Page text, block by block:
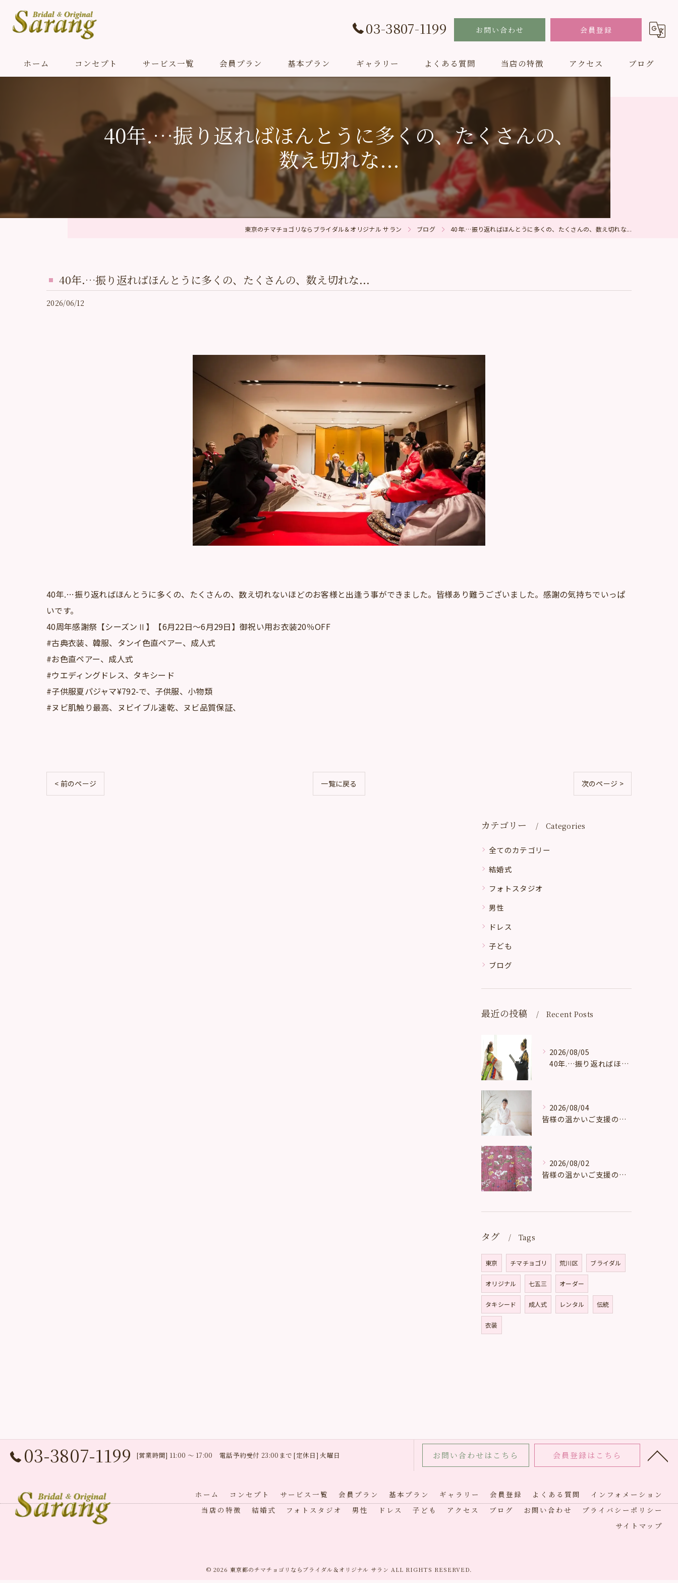
03-3807-1199 お問い合わせ 会員登録
ホーム コンセプト サービス一覧 会員プラン 基本プラン
挙式プラン
お祝いプラン
教室＆イベント
ギャラリー よくある質問 当店の特徴
男性
アクセス ブログ
40年.…振り返ればほんとうに多くの、たくさんの、
数え切れな...
東京のチマチョゴリならブライダル＆オリジナル サラン ブログ 40年.…振り返ればほんとうに多くの、たくさんの、数え切れな...
40年.…振り返ればほんとうに多くの、たくさんの、数え切れな...
2026/06/12
40年.…振り返ればほんとうに多くの、たくさんの、数え切れないほどのお客様と出逢う事ができました。皆様あり難うございました。感謝の気持ちでいっぱ
いです。
40周年感謝祭【シーズンⅡ】【6月22日～6月29日】御祝い用お衣装20％OFF
#古典衣装、韓服、タンイ色直ペアー、成人式
#お色直ペアー、成人式
#ウエディングドレス、タキシード
#子供服夏パジャマ¥792-で、子供服、小物類
#ヌビ肌触り最高、ヌビイブル速乾、ヌビ品質保証、
< 前のページ 一覧に戻る 次のページ >
カテゴリー Categories
全てのカテゴリー
結婚式
フォトスタジオ
男性
ドレス
子ども
ブログ
最近の投稿 Recent Posts
2026/08/05
40年.…振り返ればほんとうに多くの、たくさんの、数え切れ...
2026/08/04
皆様の温かいご支援の賜物と心より感謝申し上げます。
2026/08/02
皆様の温かいご支援の賜物と心より感謝申し上げます。
タグ Tags
東京 チマチョゴリ 荒川区 ブライダル
オリジナル 七五三 オーダー
タキシード 成人式 レンタル 伝統
衣装
03-3807-1199 [営業時間] 11:00 〜 17:00 電話予約受付 23:00まで [定休日] 火曜日 お問い合わせはこちら 会員登録はこちら
ホーム コンセプト サービス一覧 会員プラン 基本プラン ギャラリー 会員登録 よくある質問
インフォメーション
当店の特徴
結婚式 フォトスタジオ 男性 ドレス 子ども アクセス ブログ お問い合わせ
プライバシーポリシー
サイトマップ
© 2026 東京都のチマチョゴリならブライダル＆オリジナル サラン ALL RIGHTS RESERVED.